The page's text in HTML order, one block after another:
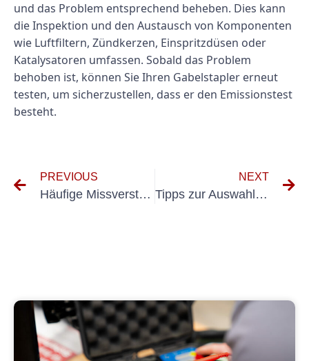
und das Problem entsprechend beheben. Dies kann
die Inspektion und den Austausch von Komponenten
wie Luftfiltern, Zündkerzen, Einspritzdüsen oder
Katalysatoren umfassen. Sobald das Problem
behoben ist, können Sie Ihren Gabelstapler erneut
testen, um sicherzustellen, dass er den Emissionstest
besteht.
PREVIOUS
Häufige Missverständnisse über DIN VDE 0105 DGUV V3 und wie man ihnen begegnet
NEXT
Tipps zur Auswahl der richtigen UVV-Marken für Ihr Unternehmen